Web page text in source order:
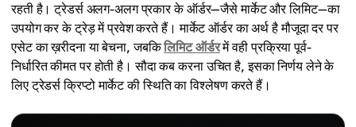
रहती है। ट्रेडर्स अलग-अलग प्रकार के ऑर्डर—जैसे मार्केट और लिमिट—का
उपयोग कर के ट्रेड़ में प्रवेश करते हैं। मार्केट ऑर्डर का अर्थ है मौजूदा दर पर
एसेट का ख़रीदना या बेचना, जबकिलिमिट ऑर्डरमें वही प्रक्रिया पूर्व-
निर्धारित कीमत पर होती है। सौदा कब करना उचित है, इसका निर्णय लेने के
लिए ट्रेडर्स क्रिप्टो मार्केट की स्थिति का विश्लेषण करते हैं।